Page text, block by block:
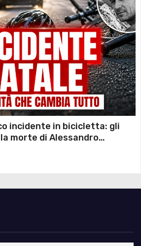
incidente in bicicletta: gli
morte di Alessandro